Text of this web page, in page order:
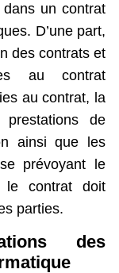
un contrat
D’une part,
des contrats et
au contrat
au contrat, la
de
ainsi que les
prévoyant le
le contrat doit
parties.
des